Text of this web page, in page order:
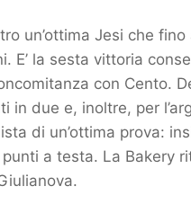
un’ottima Jesi che
E’ la sesta vittoria
con Cento.
due e, inoltre, per
di un’ottima prova:
a testa. La Bakery